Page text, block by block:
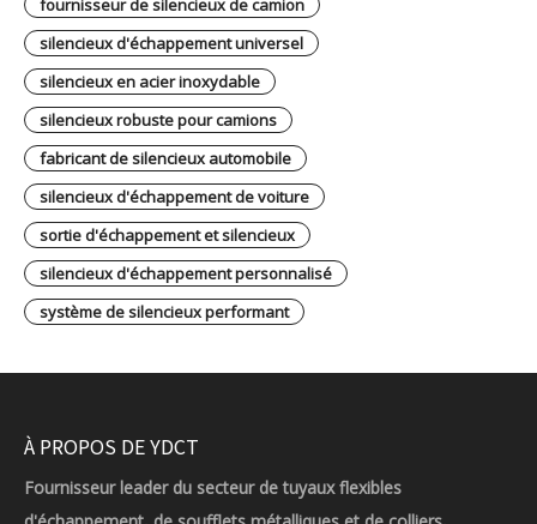
fournisseur de silencieux de camion
silencieux d'échappement universel
silencieux en acier inoxydable
silencieux robuste pour camions
fabricant de silencieux automobile
silencieux d'échappement de voiture
sortie d'échappement et silencieux
silencieux d'échappement personnalisé
système de silencieux performant
À PROPOS DE YDCT
Fournisseur leader du secteur de tuyaux flexibles